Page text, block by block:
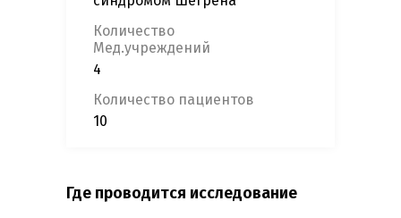
Количество
Мед.учреждений
4
Количество пациентов
10
Где проводится исследование